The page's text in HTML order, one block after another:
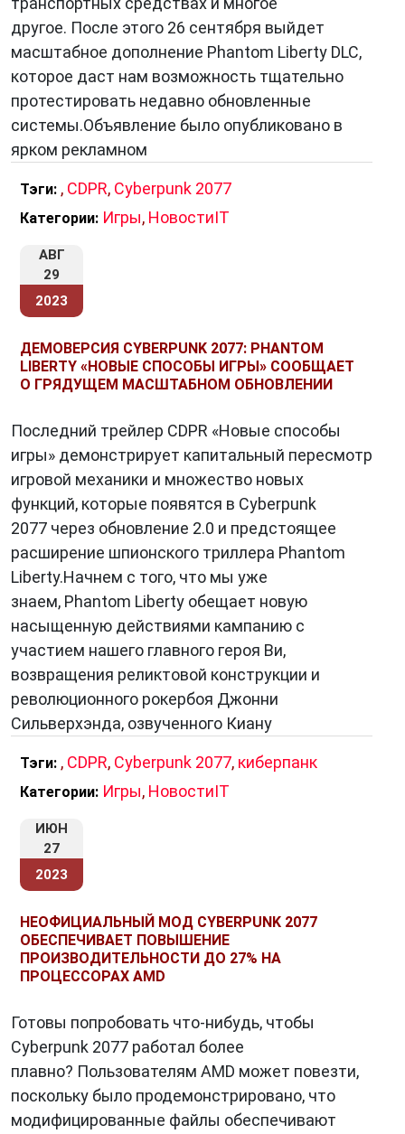
другое. После этого 26 сентября выйдет
масштабное дополнение Phantom Liberty DLC,
которое даст нам возможность тщательно
протестировать недавно обновленные
системы.Объявление было опубликовано в
ярком рекламном
Тэги: , CDPR, Cyberpunk 2077
Категории: Игры, НовостиIT
АВГ
29
2023
ДЕМОВЕРСИЯ CYBERPUNK 2077: PHANTOM
LIBERTY «НОВЫЕ СПОСОБЫ ИГРЫ» СООБЩАЕТ
О ГРЯДУЩЕМ МАСШТАБНОМ ОБНОВЛЕНИИ
Последний трейлер CDPR «Новые способы
игры» демонстрирует капитальный пересмотр
игровой механики и множество новых
функций, которые появятся в Cyberpunk
2077 через обновление 2.0 и предстоящее
расширение шпионского триллера Phantom
Liberty.Начнем с того, что мы уже
знаем, Phantom Liberty обещает новую
насыщенную действиями кампанию с
участием нашего главного героя Ви,
возвращения реликтовой конструкции и
революционного рокербоя Джонни
Сильверхэнда, озвученного Киану
Тэги: , CDPR, Cyberpunk 2077, киберпанк
Категории: Игры, НовостиIT
ИЮН
27
2023
НЕОФИЦИАЛЬНЫЙ МОД CYBERPUNK 2077
ОБЕСПЕЧИВАЕТ ПОВЫШЕНИЕ
ПРОИЗВОДИТЕЛЬНОСТИ ДО 27% НА
ПРОЦЕССОРАХ AMD
Готовы попробовать что-нибудь, чтобы
Cyberpunk 2077 работал более
плавно? Пользователям AMD может повезти,
поскольку было продемонстрировано, что
модифицированные файлы обеспечивают